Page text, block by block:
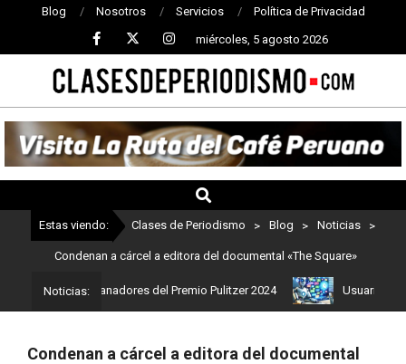
Blog Nosotros Servicios Política de Privacidad
miércoles, 5 agosto 2026
CLASES
DE
PERIODISMO
Estas viendo: Clases de Periodismo > Blog > Noticias >
Condenan a cárcel a editora del documental «The Square»
Noticias:
son los ganadores del Premio Pulitzer 2024 Usuarios de
Condenan a cárcel a editora del documental